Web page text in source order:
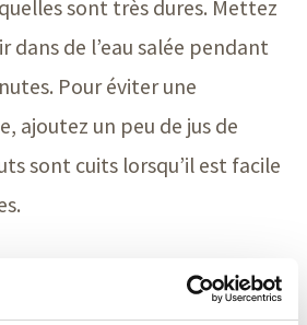
sont très dures. Mettez
dans de l’eau salée pendant
Pour éviter une
ajoutez un peu de jus de
sont cuits lorsqu’il est facile
servir les artichauts